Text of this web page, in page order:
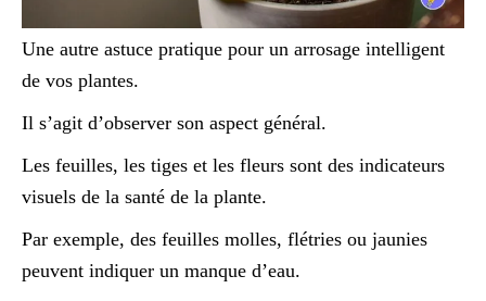
Une autre astuce pratique pour un arrosage intelligent
de vos plantes.
Il s’agit d’observer son aspect général.
Les feuilles, les tiges et les fleurs sont des indicateurs
visuels de la santé de la plante.
Par exemple, des feuilles molles, flétries ou jaunies
peuvent indiquer un manque d’eau.